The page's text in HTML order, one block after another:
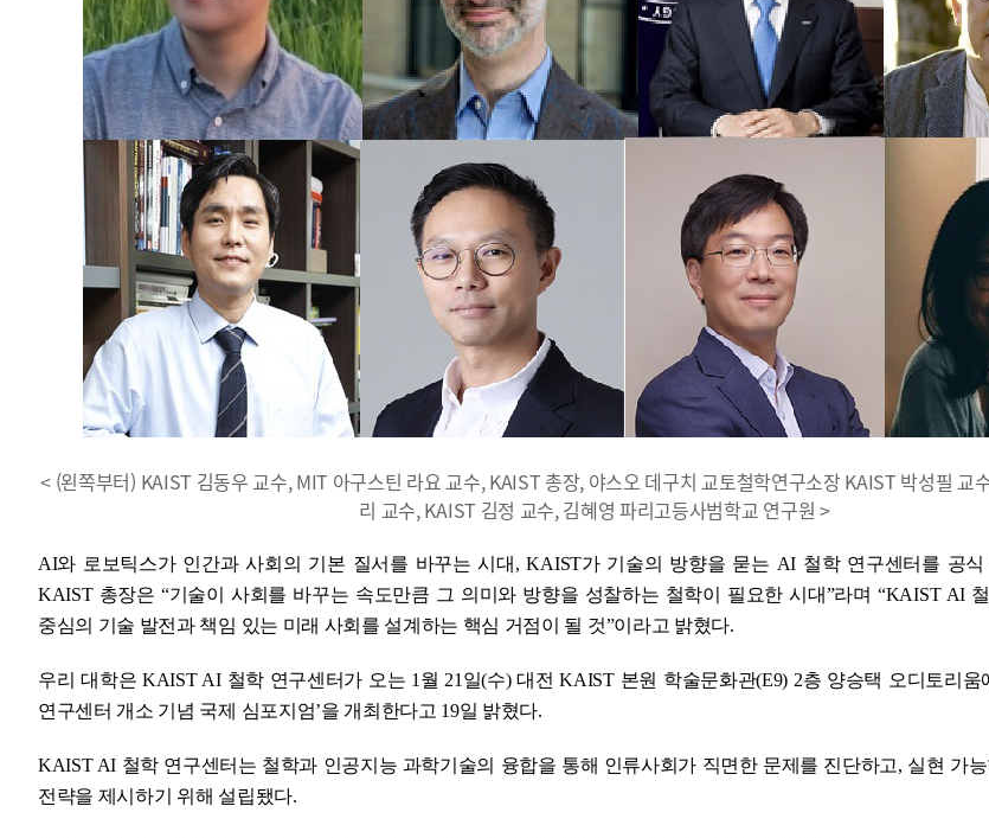
< (왼쪽부터) KAIST 김동우 교수, MIT 아구스틴 라요 교수, KAIST 총장, 야스오 데구치 교토철학연구소장 KAIST 박성필 교
리 교수, KAIST 김정 교수, 김혜영 파리고등사범학교 연구원 >
AI와 로보틱스가 인간과 사회의 기본 질서를 바꾸는 시대, KAIST가 기술의 방향을 묻는 AI 철학 연구센터를 공식
KAIST 총장은 “기술이 사회를 바꾸는 속도만큼 그 의미와 방향을 성찰하는 철학이 필요한 시대”라며 “KAIST AI
중심의 기술 발전과 책임 있는 미래 사회를 설계하는 핵심 거점이 될 것”이라고 밝혔다.
우리 대학은 KAIST AI 철학 연구센터가 오는 1월 21일(수) 대전 KAIST 본원 학술문화관(E9) 2층 양승택 오디토리움
연구센터 개소 기념 국제 심포지엄’을 개최한다고 19일 밝혔다.
KAIST AI 철학 연구센터는 철학과 인공지능 과학기술의 융합을 통해 인류사회가 직면한 문제를 진단하고, 실현 가
전략을 제시하기 위해 설립됐다.